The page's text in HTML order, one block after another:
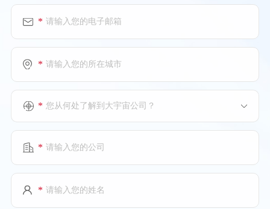
*
*
您从何处了解到大宇宙公司？
*
*
*